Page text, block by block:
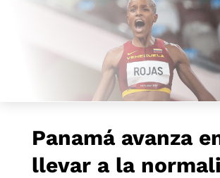
Panamá avanza
llevar a la